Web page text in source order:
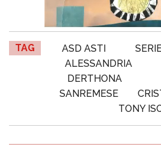
TAG ASD ASTI
ALESSANDRIA
DERTHONA
SANREMESE
TONY